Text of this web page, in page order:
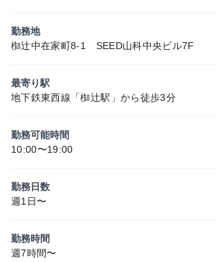
勤務地
椥辻中在家町8-1 SEED山科中央ビル7F
最寄り駅
地下鉄東西線「椥辻駅」から徒歩3分
勤務可能時間
10:00〜19:00
勤務日数
週1日〜
勤務時間
週7時間〜